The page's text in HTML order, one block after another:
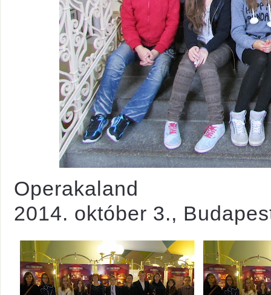
Operakaland
2014. október 3.,